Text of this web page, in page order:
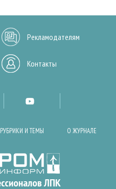
Рекламодателям
Контакты
РУБРИКИ И ТЕМЫ О ЖУРНАЛЕ